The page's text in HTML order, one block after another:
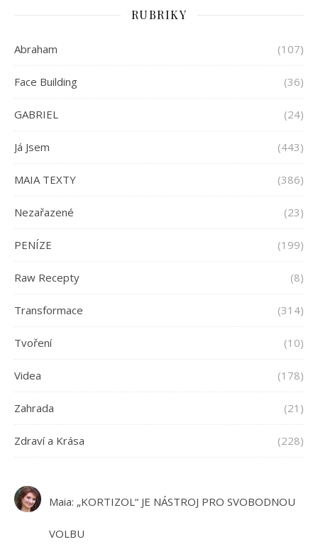
RUBRIKY
Abraham (107)
Face Building (36)
GABRIEL (24)
Já Jsem (443)
MAIA TEXTY (386)
Nezařazené (23)
PENÍZE (199)
Raw Recepty (8)
Transformace (314)
Tvoření (10)
Videa (178)
Zahrada (21)
Zdraví a Krása (228)
Maia: „KORTIZOL“ JE NÁSTROJ PRO SVOBODNOU
VOLBU